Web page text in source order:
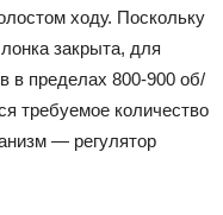
ходу. Поскольку
закрыта, для
в пределах 800-900 об/
требуемое количество
— регулятор